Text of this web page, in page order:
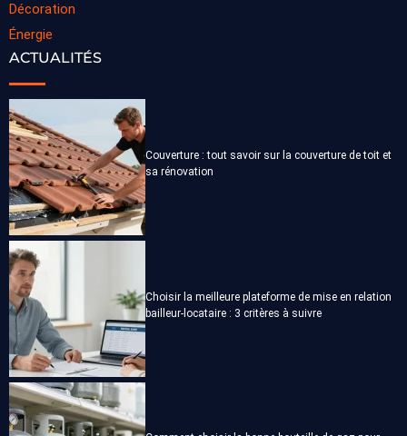
Décoration
Énergie
ACTUALITÉS
Couverture : tout savoir sur la couverture de toit et
sa rénovation
Choisir la meilleure plateforme de mise en relation
bailleur-locataire : 3 critères à suivre